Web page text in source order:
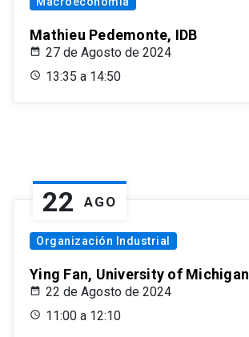
Mathieu Pedemonte, IDB
27 de Agosto de 2024
13:35 a 14:50
22 AGO
Organización Industrial
Ying Fan, University of Michigan
22 de Agosto de 2024
11:00 a 12:10